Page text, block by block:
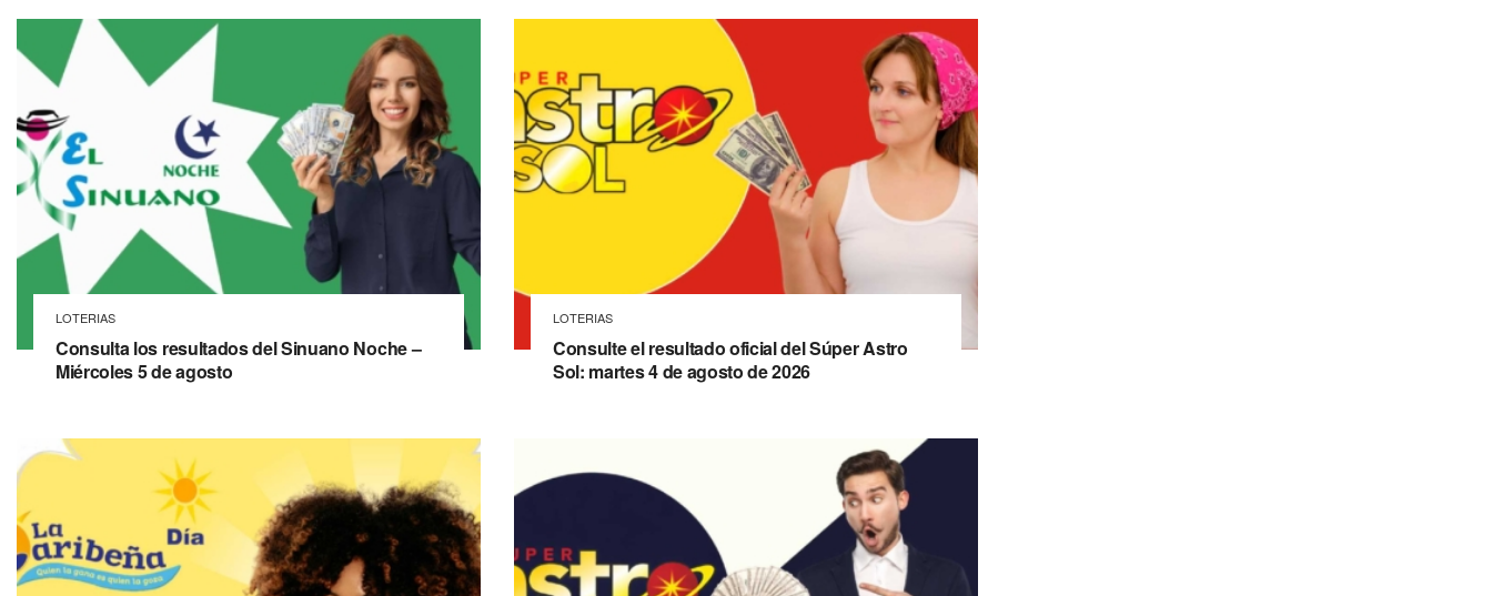
LOTERIAS
Consulta los resultados del Sinuano Noche –
Miércoles 5 de agosto
LOTERIAS
Consulte el resultado oficial del Súper Astro
Sol: martes 4 de agosto de 2026